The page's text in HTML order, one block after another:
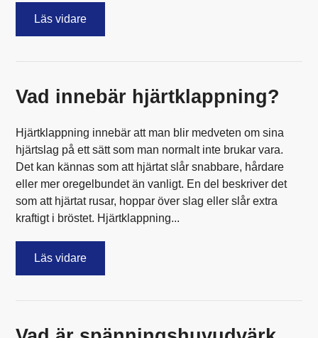
Läs vidare
Vad innebär hjärtklappning?
Hjärtklappning innebär att man blir medveten om sina
hjärtslag på ett sätt som man normalt inte brukar vara.
Det kan kännas som att hjärtat slår snabbare, hårdare
eller mer oregelbundet än vanligt. En del beskriver det
som att hjärtat rusar, hoppar över slag eller slår extra
kraftigt i bröstet. Hjärtklappning...
Läs vidare